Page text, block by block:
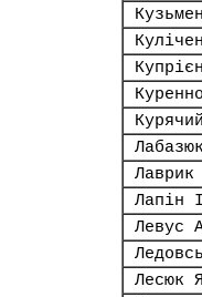
Лапін
Левус
Лесюк